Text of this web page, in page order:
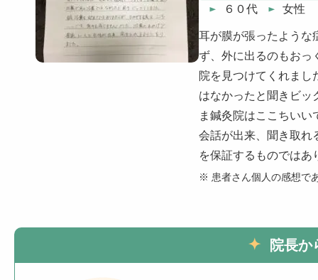
６０代
女性
耳が膜が張ったような
ず、外に出るのもおっ
院を見つけてくれまし
はなかったと聞きビッ
ま鍼灸院はここちい
会話が出来、聞き取れ
を保証するものではあ
※ 患者さん個人の感想で
院長か